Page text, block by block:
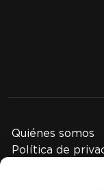
Quiénes somos
Política de